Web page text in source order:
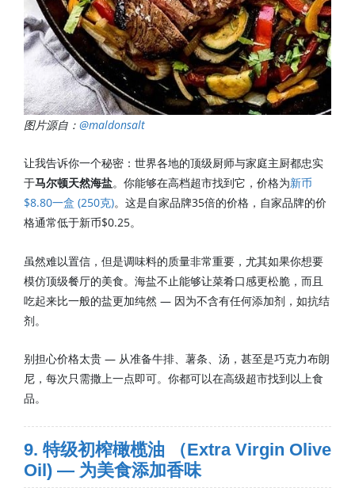
图片源自： @maldonsalt
让我告诉你一个秘密：世界各地的顶级厨师与家庭主厨都忠实
于马尔顿天然海盐。你能够在高档超市找到它，价格为新币
$8.80一盒 (250克)。这是自家品牌35倍的价格，自家品牌的价
格通常低于新币$0.25。
虽然难以置信，但是调味料的质量非常重要，尤其如果你想要
模仿顶级餐厅的美食。海盐不止能够让菜肴口感更松脆，而且
吃起来比一般的盐更加纯然 — 因为不含有任何添加剂，如抗结
剂。
别担心价格太贵 — 从准备牛排、薯条、汤，甚至是巧克力布朗
尼，每次只需撒上一点即可。你都可以在高级超市找到以上食
品。
9. 特级初榨橄榄油 （Extra Virgin Olive
Oil) — 为美食添加香味